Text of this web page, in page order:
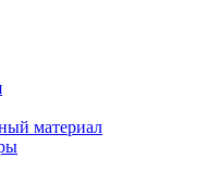
материал